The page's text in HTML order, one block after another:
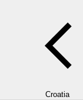
Croatia